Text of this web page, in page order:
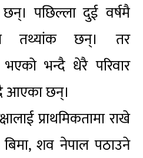
पछिल्ला दुई वर्षमै
तथ्यांक छन्। तर
भएको भन्दै धेरै परिवार
आएका छन्।
प्राथमिकतामा राखे
शव नेपाल पठाउने